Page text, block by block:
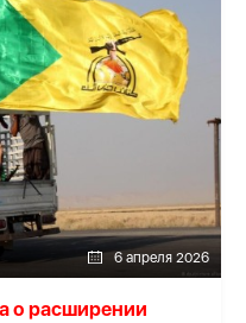
6 апреля 2026
о расширении